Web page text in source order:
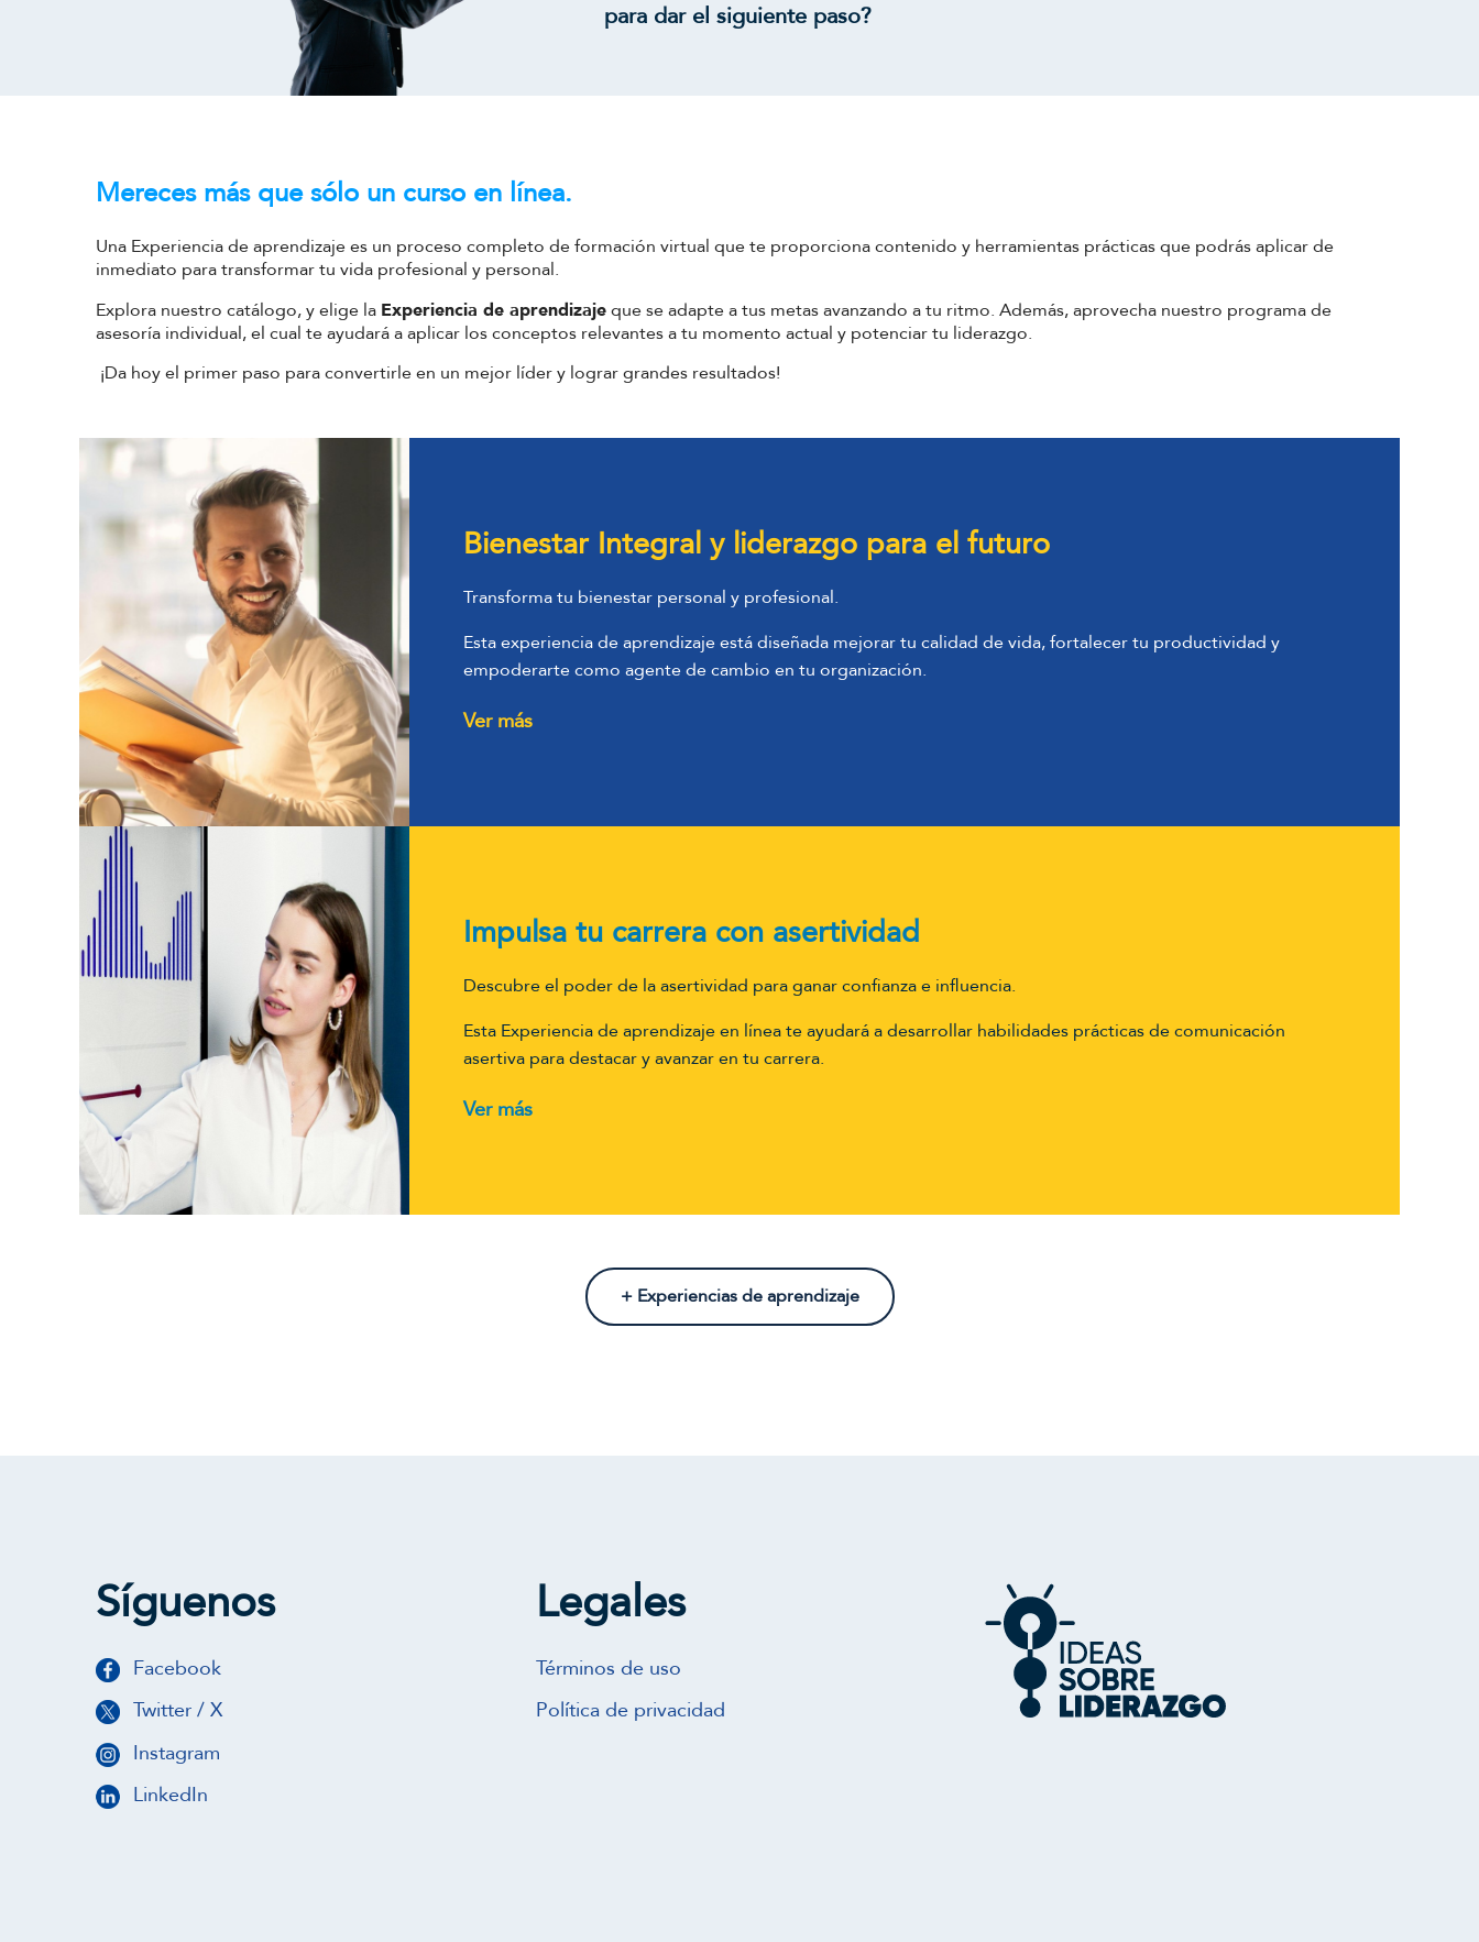
para dar el siguiente paso?
Mereces más que sólo un curso en línea.
Una Experiencia de aprendizaje es un proceso completo de formación virtual que te proporciona contenido y herramientas prácticas que podrás aplicar de
inmediato para transformar tu vida profesional y personal.
Explora nuestro catálogo, y elige la Experiencia de aprendizajeque se adapte a tus metas avanzando a tu ritmo. Además, aprovecha nuestro programa de
asesoría individual, el cual te ayudará a aplicar los conceptos relevantes a tu momento actual y potenciar tu liderazgo.
¡Da hoy el primer paso para convertirle en un mejor líder y lograr grandes resultados!
Bienestar Integral y liderazgo para el futuro
Transforma tu bienestar personal y profesional.
Esta experiencia de aprendizaje está diseñada mejorar tu calidad de vida, fortalecer tu productividad y
empoderarte como agente de cambio en tu organización.
Ver más
Impulsa tu carrera con asertividad
Descubre el poder de la asertividad para ganar confianza e influencia.
Esta Experiencia de aprendizaje en línea te ayudará a desarrollar habilidades prácticas de comunicación
asertiva para destacar y avanzar en tu carrera.
Ver más
+ Experiencias de aprendizaje
Síguenos
Facebook
Twitter / X
Instagram
LinkedIn
Legales
Términos de uso
Política de privacidad